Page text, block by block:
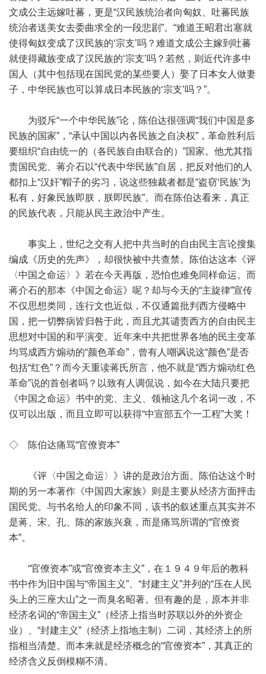
文成公主远嫁吐蕃，更是“汉民族统治者向匈奴、吐蕃民族
统治者送美女去委曲求全的一段悲剧”。“难道王昭君出塞就
使得匈奴变成了汉民族的‘宗支’吗？难道文成公主嫁到吐蕃
就使得藏族变成了汉民族的‘宗支’吗？若然，则近代许多中
国人（其中包括现在国民党的某些要人）娶了日本女人做妻
子，中华民族也可以算成日本民族的‘宗支’吗？”。
为驳斥“一个中华民族”论，陈伯达很强调“我们中国是多
民族的国家”，“承认中国以内各民族之自决权”，革命胜利后
要组织“自由统一的（各民族自由联合的）”国家。他尤其指
责国民党、蒋介石以“代表中华民族”自居，把反对他们的人
都扣上“汉奸”帽子的劣习，说这些独裁者都是“盗窃‘民族’为
私有，好象民族即朕，朕即民族”。而在陈伯达看来，真正
的民族代表，只能从民主政治中产生。
事实上，世纪之交有人把中共当时的自由民主言论搜集
编成《历史的先声》，却很快被中共查禁。陈伯达这本《评
〈中国之命运〉》若在今天再版，恐怕也难免同样命运。而
蒋介石的那本《中国之命运》呢？却与今天的“主旋律”宣传
不仅思想类同，连行文也近似，不仅通篇批判西方侵略中
国，把一切弊病皆归咎于此，而且尤其谴责西方的自由民主
思想对中国的和平演变。近年来中共把世界各地的民主变革
均骂成西方煽动的“颜色革命”，曾有人嘲讽说这“颜色”是否
包括“红色”？而今天重读蒋氏所言，他不就是“西方煽动红色
革命”说的首创者吗？以致有人调侃说，如今在大陆只要把
《中国之命运》书中的党、主义、领袖这几个名词一改，不
仅可以出版，而且立即可以获得“中宣部五个一工程”大奖！
◇ 陈伯达痛骂“官僚资本”
《评〈中国之命运〉》讲的是政治方面。陈伯达这个时
期的另一本著作《中国四大家族》则是主要从经济方面抨击
国民党。与书名给人的印象不同，该书的叙述重点其实并不
是蒋、宋、孔、陈的家族兴衰，而是痛骂所谓的“官僚资
本”。
“官僚资本”或“官僚资本主义”，在１９４９年后的教科
书中作为旧中国与“帝国主义”、“封建主义”并列的“压在人民
头上的三座大山”之一而臭名昭著。但有趣的是，原本并非
经济名词的“帝国主义”（经济上指当时苏联以外的外资企
业）、“封建主义”（经济上指地主制）二词，其经济上的所
指相当清楚。而本来就是经济概念的“官僚资本”，其真正的
经济含义反倒模糊不清。